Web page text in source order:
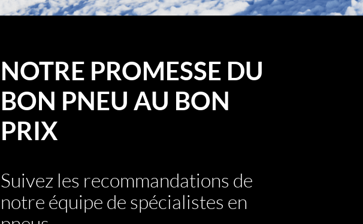
NOTRE PROMESSE DU
BON PNEU AU BON
PRIX
Suivez les recommandations de
notre équipe de spécialistes en